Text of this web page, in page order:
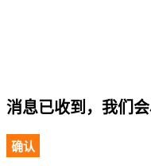
消息已收到，我们
确认